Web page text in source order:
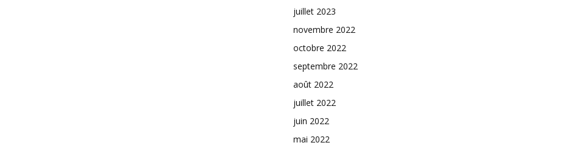
juillet 2023
novembre 2022
octobre 2022
septembre 2022
août 2022
juillet 2022
juin 2022
mai 2022